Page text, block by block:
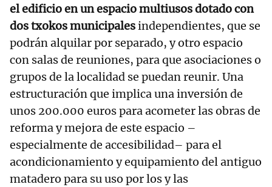
el edificio en un espacio multiusos dotado con
dos txokos municipalesindependientes, que se
podrán alquilar por separado, y otro espacio
con salas de reuniones, para que asociaciones o
grupos de la localidad se puedan reunir. Una
estructuración que implica una inversión de
unos 200.000 euros para acometer las obras de
reforma y mejora de este espacio –
especialmente de accesibilidad– para el
acondicionamiento y equipamiento del antiguo
matadero para su uso por los y las